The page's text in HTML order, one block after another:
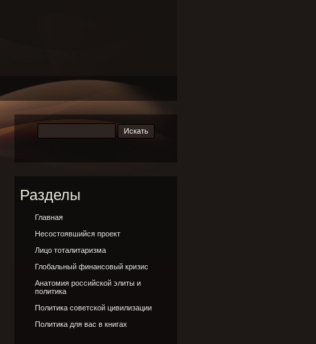
Разделы
Главная
Несостоявшийся проект
Лицо тоталитаризма
Глобальный финансовый кризис
Анатомия российской элиты и
политика
Политика советской цивилизации
Политика для вас в книгах